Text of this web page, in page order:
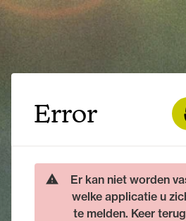
Error
Er kan niet worden
welke applicatie u
te melden. Keer terug